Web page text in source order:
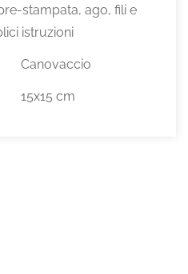
stampata, ago, fili e
istruzioni
Canovaccio
15x15 cm